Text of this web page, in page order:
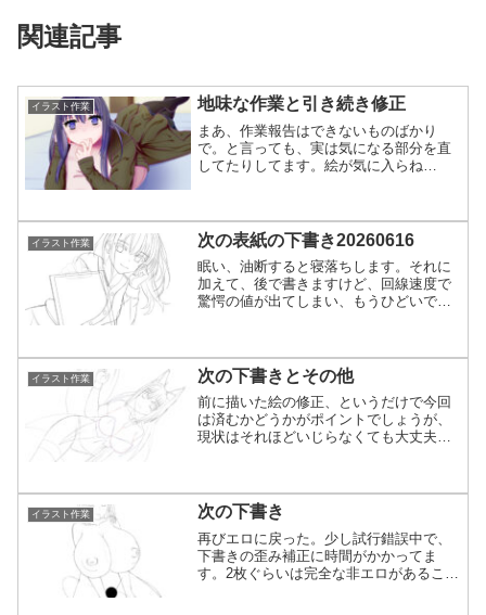
関連記事
イラスト作業 地味な作業と引き続き修正
まあ、作業報告はできないものばかり
で。と言っても、実は気になる部分を直
してたりしてます。絵が気に入らね
のレイヤーが抜けてるとか多々あるけ
ど。そこは諦めました。全部抜けて...
イラスト作業 次の表紙の下書き20260616
眠い、油断すると寝落ちします。それに
加えて、後で書きますけど、回線速度で
驚愕の値が出てしまい、もうひどいです
と思ったが、やめたもので...
イラスト作業 次の下書きとその他
前に描いた絵の修正、というだけで今回
は済むかどうかがポイントでしょうが、
現状はそれほどいじらなくても大丈夫
と手。手は明確に今回見切れる。差分パ
ーツはあるからそれでやれば...
イラスト作業 次の下書き
再びエロに戻った。少し試行錯誤中で、
下書きの歪み補正に時間がかかってま
す。2枚ぐらいは完全な非エロがあること